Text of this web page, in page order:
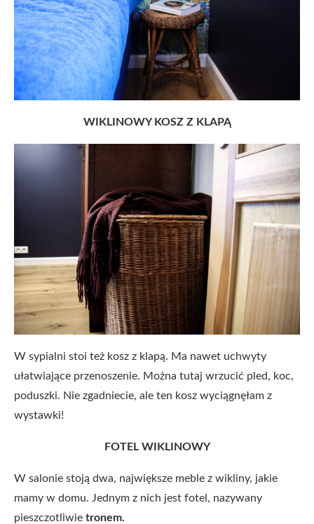
WIKLINOWY KOSZ Z KLAPĄ
W sypialni stoi też kosz z klapą. Ma nawet uchwyty
ułatwiające przenoszenie. Można tutaj wrzucić pled, koc,
poduszki. Nie zgadniecie, ale ten kosz wyciągnęłam z
wystawki!
FOTEL WIKLINOWY
W salonie stoją dwa, największe meble z wikliny, jakie
mamy w domu. Jednym z nich jest fotel, nazywany
pieszczotliwie tronem.